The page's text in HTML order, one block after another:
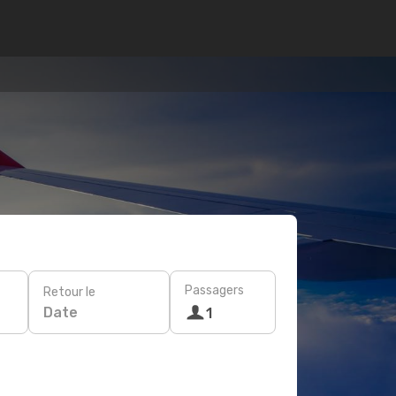
Retour le
Date
Passagers
1